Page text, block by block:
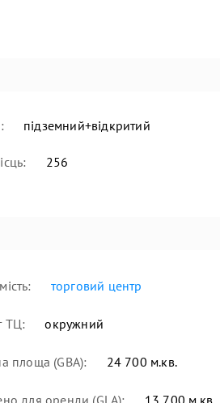
підземний+відкритий
256
торговий центр
ТЦ: окружний
площа (GBA): 24 700 м.кв.
для оренди (GLA): 13 700 м.кв.